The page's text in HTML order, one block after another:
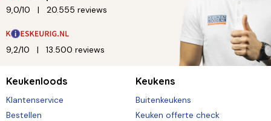
9,0/10 20.555 reviews
9,2/10 13.500 reviews
Keukenloods
Klantenservice
Bestellen
Keukens
Buitenkeukens
Keuken offerte check